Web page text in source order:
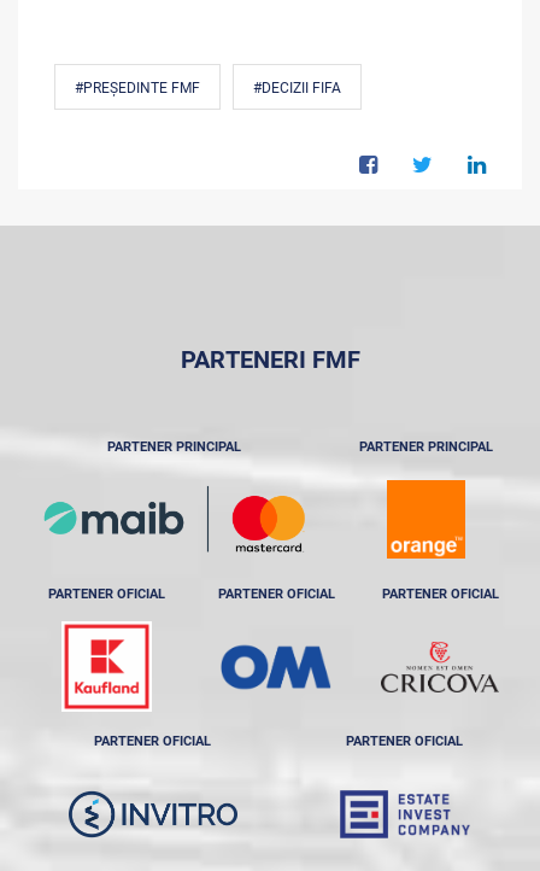
#PREȘEDINTE FMF #DECIZII FIFA
PARTENERI FMF
PARTENER PRINCIPAL PARTENER PRINCIPAL
PARTENER OFICIAL PARTENER OFICIAL PARTENER OFICIAL
PARTENER OFICIAL PARTENER OFICIAL